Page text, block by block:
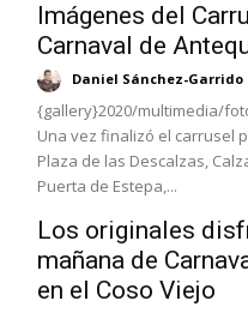
Imágenes del
Carnaval de
Daniel Sánchez-Garrido
{gallery}2020/multimedia/
Una vez finalizó el carrusel
Plaza de las Descalzas,
Puerta de Estepa,...
Los originales
mañana de
en el Coso Viejo